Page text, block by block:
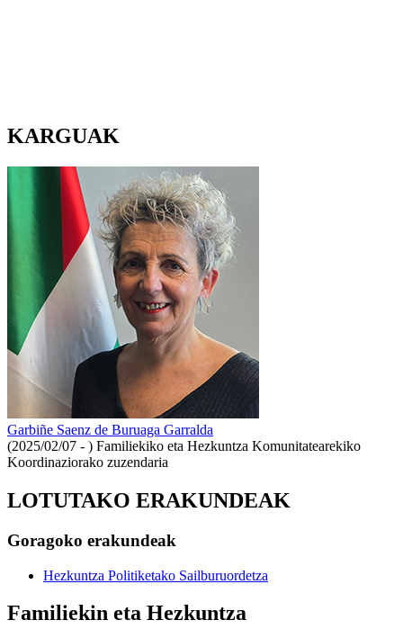
KARGUAK
Garbiñe Saenz de Buruaga Garralda
(2025/02/07 - ) Familiekiko eta Hezkuntza Komunitatearekiko
Koordinaziorako zuzendaria
LOTUTAKO ERAKUNDEAK
Goragoko erakundeak
Hezkuntza Politiketako Sailburuordetza
Familiekin eta Hezkuntza